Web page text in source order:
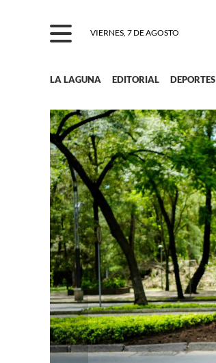
VIERNES, 7 DE AGOSTO
LA LAGUNA EDITORIAL DEPORTES